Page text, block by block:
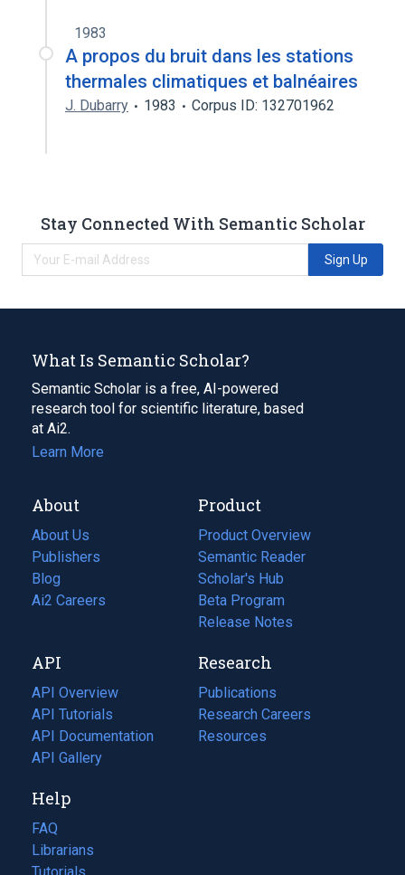
1983
A propos du bruit dans les stations
thermales climatiques et balnéaires
J. Dubarry 1983 Corpus ID: 132701962
Stay Connected With Semantic Scholar
Sign Up
What Is Semantic Scholar?
Semantic Scholar is a free, AI-powered
research tool for scientific literature, based
at Ai2.
Learn More
About
About Us
Publishers
Blog
(opens
in
tab)
Ai2 Careers
(opens
new
tab)
Product
Product Overview
Semantic Reader
Scholar's Hub
Beta Program
Release Notes
API
API Overview
API Tutorials
API Documentation
(opens
in
new
tab)
API Gallery
Research
Publications
(opens
in
a
Research Careers
(opens
in
Resources
(opens
Help
FAQ
Librarians
Tutorials